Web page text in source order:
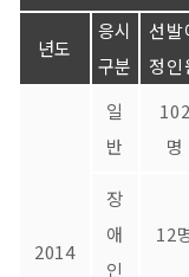
년도
응시
구분
선발
정인
2014
일
반
102
명
장
애
인
12